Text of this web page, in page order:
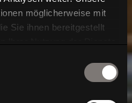
möglicherweise mit
Sie ihnen bereitgestellt